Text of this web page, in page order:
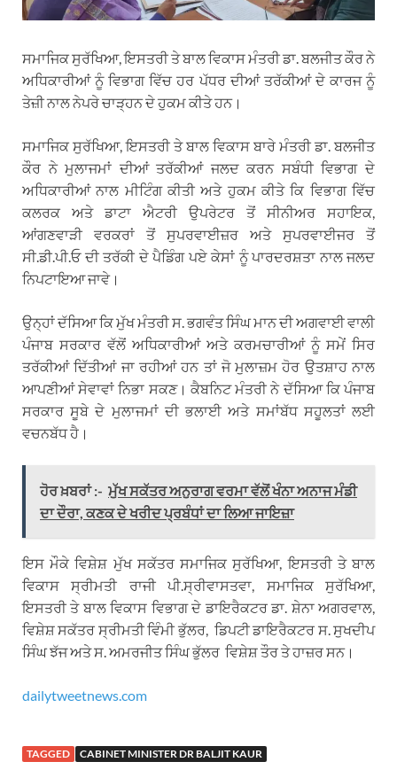
ਸਮਾਜਿਕ ਸੁਰੱਖਿਆ, ਇਸਤਰੀ ਤੇ ਬਾਲ ਵਿਕਾਸ ਮੰਤਰੀ ਡਾ. ਬਲਜੀਤ ਕੌਰ ਨੇ
ਅਧਿਕਾਰੀਆਂ ਨੂੰ ਵਿਭਾਗ ਵਿੱਚ ਹਰ ਪੱਧਰ ਦੀਆਂ ਤਰੱਕੀਆਂ ਦੇ ਕਾਰਜ ਨੂੰ
ਤੇਜ਼ੀ ਨਾਲ ਨੇਪਰੇ ਚਾੜ੍ਹਨ ਦੇ ਹੁਕਮ ਕੀਤੇ ਹਨ।
ਸਮਾਜਿਕ ਸੁਰੱਖਿਆ, ਇਸਤਰੀ ਤੇ ਬਾਲ ਵਿਕਾਸ ਬਾਰੇ ਮੰਤਰੀ ਡਾ. ਬਲਜੀਤ
ਕੌਰ ਨੇ ਮੁਲਾਜਮਾਂ ਦੀਆਂ ਤਰੱਕੀਆਂ ਜਲਦ ਕਰਨ ਸਬੰਧੀ ਵਿਭਾਗ ਦੇ
ਅਧਿਕਾਰੀਆਂ ਨਾਲ ਮੀਟਿੰਗ ਕੀਤੀ ਅਤੇ ਹੁਕਮ ਕੀਤੇ ਕਿ ਵਿਭਾਗ ਵਿੱਚ
ਕਲਰਕ ਅਤੇ ਡਾਟਾ ਐਟਰੀ ਉਪਰੇਟਰ ਤੋਂ ਸੀਨੀਅਰ ਸਹਾਇਕ,
ਆਂਗਣਵਾੜੀ ਵਰਕਰਾਂ ਤੋਂ ਸੁਪਰਵਾਈਜ਼ਰ ਅਤੇ ਸੁਪਰਵਾਈਜਰ ਤੋਂ
ਸੀ.ਡੀ.ਪੀ.ਓ ਦੀ ਤਰੱਕੀ ਦੇ ਪੈਡਿੰਗ ਪਏ ਕੇਸਾਂ ਨੂੰ ਪਾਰਦਰਸ਼ਤਾ ਨਾਲ ਜਲਦ
ਨਿਪਟਾਇਆ ਜਾਵੇ।
ਉਨ੍ਹਾਂ ਦੱਸਿਆ ਕਿ ਮੁੱਖ ਮੰਤਰੀ ਸ. ਭਗਵੰਤ ਸਿੰਘ ਮਾਨ ਦੀ ਅਗਵਾਈ ਵਾਲੀ
ਪੰਜਾਬ ਸਰਕਾਰ ਵੱਲੋਂ ਅਧਿਕਾਰੀਆਂ ਅਤੇ ਕਰਮਚਾਰੀਆਂ ਨੂੰ ਸਮੇਂ ਸਿਰ
ਤਰੱਕੀਆਂ ਦਿੱਤੀਆਂ ਜਾ ਰਹੀਆਂ ਹਨ ਤਾਂ ਜੋ ਮੁਲਾਜ਼ਮ ਹੋਰ ਉਤਸ਼ਾਹ ਨਾਲ
ਆਪਣੀਆਂ ਸੇਵਾਵਾਂ ਨਿਭਾ ਸਕਣ। ਕੈਬਨਿਟ ਮੰਤਰੀ ਨੇ ਦੱਸਿਆ ਕਿ ਪੰਜਾਬ
ਸਰਕਾਰ ਸੂਬੇ ਦੇ ਮੁਲਾਜਮਾਂ ਦੀ ਭਲਾਈ ਅਤੇ ਸਮਾਂਬੱਧ ਸਹੂਲਤਾਂ ਲਈ
ਵਚਨਬੱਧ ਹੈ।
ਹੋਰ ਖ਼ਬਰਾਂ :- ਮੁੱਖ ਸਕੱਤਰ ਅਨੁਰਾਗ ਵਰਮਾ ਵੱਲੋਂ ਖੰਨਾ ਅਨਾਜ ਮੰਡੀ
ਦਾ ਦੌਰਾ, ਕਣਕ ਦੇ ਖਰੀਦ ਪ੍ਰਬੰਧਾਂ ਦਾ ਲਿਆ ਜਾਇਜ਼ਾ
ਇਸ ਮੌਕੇ ਵਿਸ਼ੇਸ਼ ਮੁੱਖ ਸਕੱਤਰ ਸਮਾਜਿਕ ਸੁਰੱਖਿਆ, ਇਸਤਰੀ ਤੇ ਬਾਲ
ਵਿਕਾਸ ਸ੍ਰੀਮਤੀ ਰਾਜੀ ਪੀ.ਸ੍ਰੀਵਾਸਤਵਾ, ਸਮਾਜਿਕ ਸੁਰੱਖਿਆ,
ਇਸਤਰੀ ਤੇ ਬਾਲ ਵਿਕਾਸ ਵਿਭਾਗ ਦੇ ਡਾਇਰੈਕਟਰ ਡਾ. ਸ਼ੇਨਾ ਅਗਰਵਾਲ,
ਵਿਸ਼ੇਸ਼ ਸਕੱਤਰ ਸ੍ਰੀਮਤੀ ਵਿੰਮੀ ਭੁੱਲਰ, ਡਿਪਟੀ ਡਾਇਰੈਕਟਰ ਸ. ਸੁਖਦੀਪ
ਸਿੰਘ ਝੱਜ ਅਤੇ ਸ. ਅਮਰਜੀਤ ਸਿੰਘ ਭੁੱਲਰ ਵਿਸ਼ੇਸ਼ ਤੌਰ ਤੇ ਹਾਜ਼ਰ ਸਨ।
dailytweetnews.com
TAGGED
CABINET MINISTER DR BALJIT KAUR